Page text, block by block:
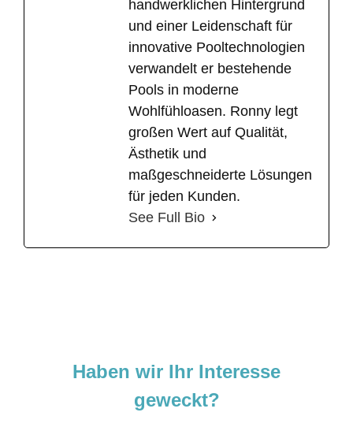
handwerklichen Hintergrund
und einer Leidenschaft für
innovative Pooltechnologien
verwandelt er bestehende
Pools in moderne
Wohlfühloasen. Ronny legt
großen Wert auf Qualität,
Ästhetik und
maßgeschneiderte Lösungen
für jeden Kunden.
See Full Bio
Haben wir Ihr Interesse
geweckt?